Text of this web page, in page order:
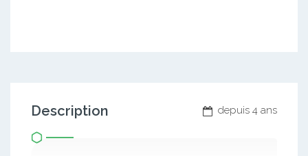
depuis 4 ans
Description